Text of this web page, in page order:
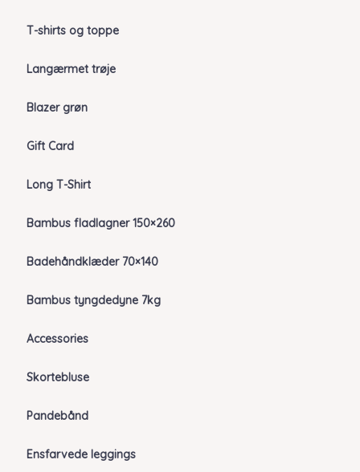
T-shirts og toppe
Langærmet trøje
Blazer grøn
Gift Card
Long T-Shirt
Bambus fladlagner 150×260
Badehåndklæder 70×140
Bambus tyngdedyne 7kg
Accessories
Skortebluse
Pandebånd
Ensfarvede leggings